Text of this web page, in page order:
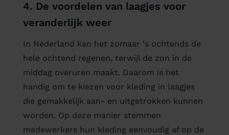
4. De voordelen van laagjes voor
veranderlijk weer
In Nederland kan het zomaar ‘s ochtends de
hele ochtend regenen, terwijl de zon in de
middag overuren maakt. Daarom is het
handig om te kiezen voor kleding in laagjes
die gemakkelijk aan- en uitgetrokken kunnen
worden. Op deze manier stemmen
medewerkers hun kleding eenvoudig af op de